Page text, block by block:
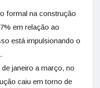
formal na construção
em relação ao
está impulsionando o
janeiro a março, no
caiu em torno de